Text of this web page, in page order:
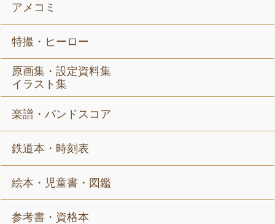
アメコミ
特撮・ヒーロー
原画集・設定資料集
イラスト集
楽譜・バンドスコア
鉄道本・時刻表
絵本・児童書・図鑑
参考書・資格本